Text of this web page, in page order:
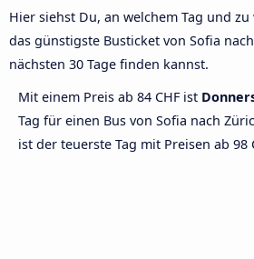
Hier siehst Du, an welchem Tag und zu
das günstigste Busticket von Sofia
nächsten 30 Tage finden kannst.
Mit einem Preis ab 84 CHF ist
Tag für einen Bus von Sofia nach
ist der teuerste Tag mit Preisen ab 98